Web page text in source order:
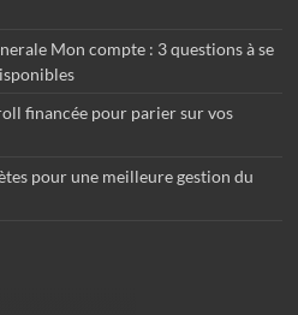
Mon compte : 3 questions à se
financée pour parier sur vos
pour une meilleure gestion du